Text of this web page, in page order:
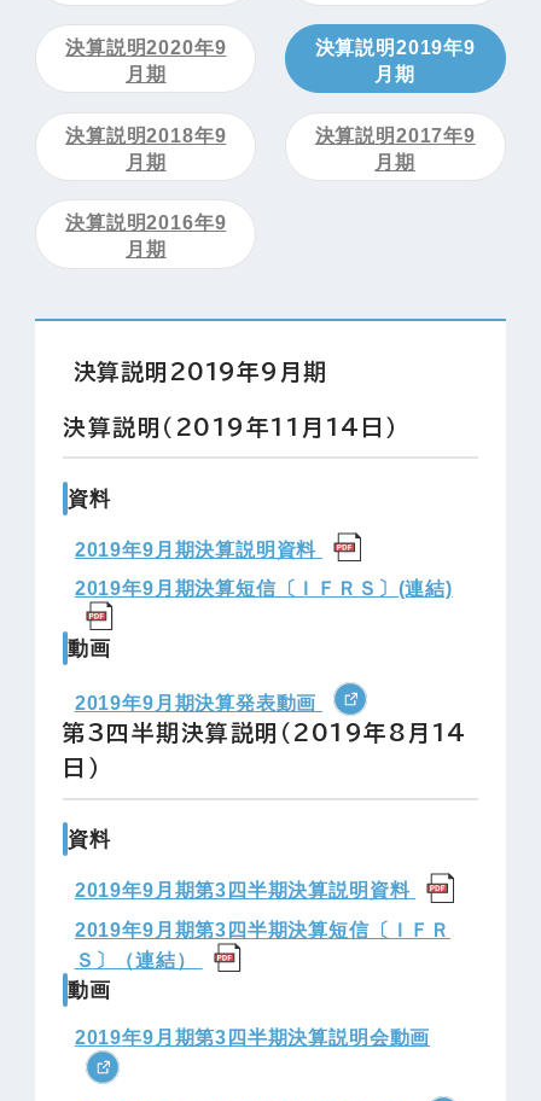
決算説明2020年9
月期
決算説明2019年9
月期
決算説明2018年9
月期
決算説明2017年9
月期
決算説明2016年9
月期
決算説明2019年9月期
決算説明（2019年11月14日）
資料
2019年9月期決算説明資料
2019年9月期決算短信〔ＩＦＲＳ〕(連結)
動画
2019年9月期決算発表動画
第3四半期決算説明（2019年8月14
日）
資料
2019年9月期第3四半期決算説明資料
2019年9月期第3四半期決算短信〔ＩＦＲ
Ｓ〕（連結）
動画
2019年9月期第3四半期決算説明会動画